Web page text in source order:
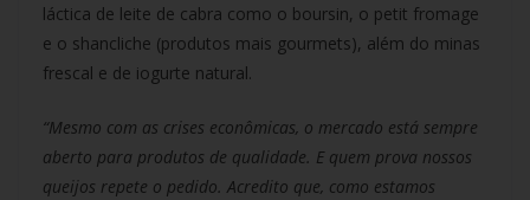
láctica de leite de cabra como o boursin, o petit fromage
e o shancliche (produtos mais gourmets), além do minas
frescal e de iogurte natural.
“Mesmo com as crises econômicas, o mercado está sempre
aberto para produtos de qualidade. E quem prova nossos
queijos repete o pedido. Acredito que, como estamos